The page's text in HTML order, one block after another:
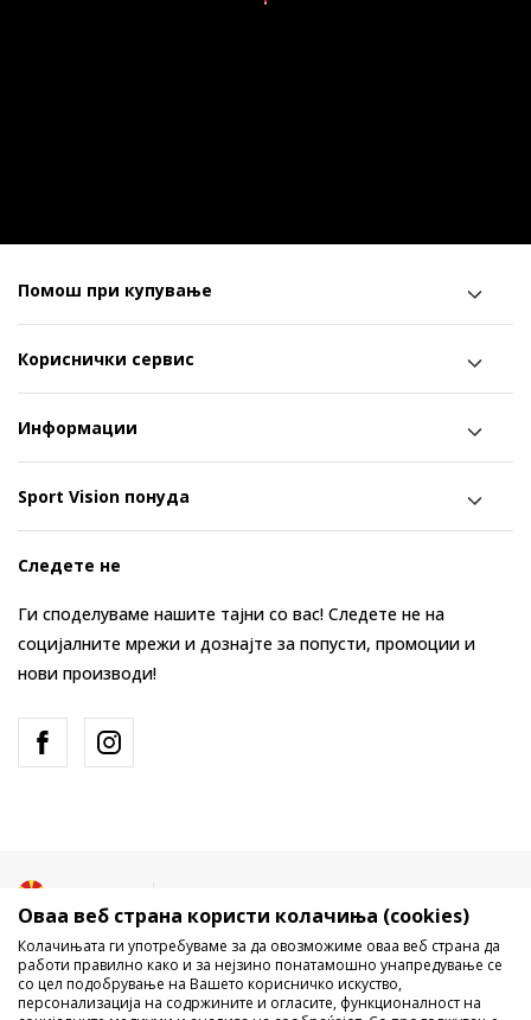
Помош при купување
Кориснички сервис
Информации
Sport Vision понуда
Следете не
Ги споделуваме нашите тајни со вас! Следете не на
социјалните мрежи и дознајте за попусти, промоции и
нови производи!
Оваа веб страна користи колачиња (cookies)
Колачињата ги употребуваме за да овозможиме оваа веб страна да
работи правилно како и за нејзино понатамошно унапредување се
со цел подобрување на Вашето корисничко искуство,
персонализација на содржините и огласите, функционалност на